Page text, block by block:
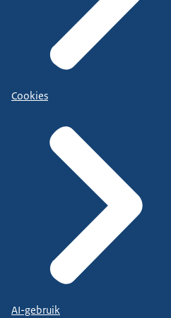
Cookies
AI-gebruik